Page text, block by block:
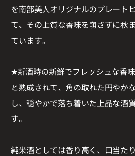
を南部美人オリジナルのプレート
て、その上質な香味を崩さずに秋
ています。
★新酒時の新鮮でフレッシュな香
と熟成されて、角の取れた円やか
し、穏やかで落ち着いた上品な酒
す。
純米酒としては香り高く、口当た